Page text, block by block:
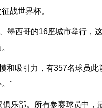
战世界杯。
墨西哥的16座城市举行，
和吸引力，有357名球员此
”
乐部。所有参赛球员中，